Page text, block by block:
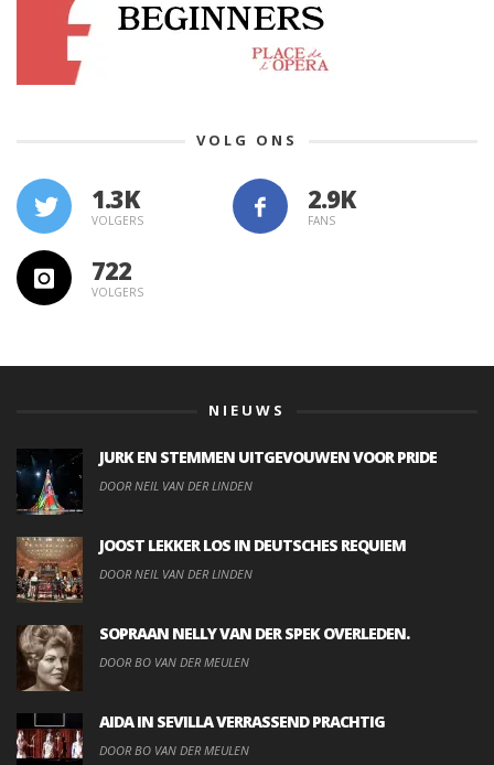
VOLG ONS
1.3K
VOLGERS FANS
722
VOLGERS
NIEUWS
JURK EN STEMMEN UITGEVOUWEN VOOR PRIDE
DOOR NEIL VAN DER LINDEN
JOOST LEKKER LOS IN DEUTSCHES REQUIEM
DOOR NEIL VAN DER LINDEN
SOPRAAN NELLY VAN DER SPEK OVERLEDEN.
DOOR BO VAN DER MEULEN
AIDA IN SEVILLA VERRASSEND PRACHTIG
DOOR BO VAN DER MEULEN